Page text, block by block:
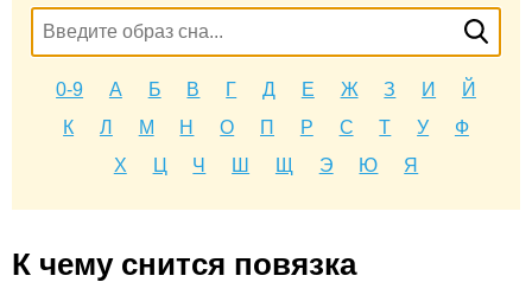
0-9 А Б В Г Д Е Ж З И
Й
К
Л М Н О П Р С Т У
Ф
Х
Ц Ч Ш Щ Э Ю Я
К чему снится повязка